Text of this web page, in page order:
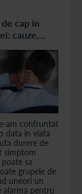
cap in
cauze,
am confruntat
data in viata
durere de
simptom
sa
grupele de
uneori un
alarma pentru